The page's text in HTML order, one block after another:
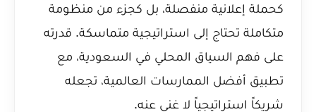
كحملة إعلانية منفصلة، بل كجزء من منظومة
متكاملة تحتاج إلى استراتيجية متماسكة. قدرته
على فهم السياق المحلي في السعودية، مع
تطبيق أفضل الممارسات العالمية، تجعله
شريكاً استراتيجياً لا غنى عنه.